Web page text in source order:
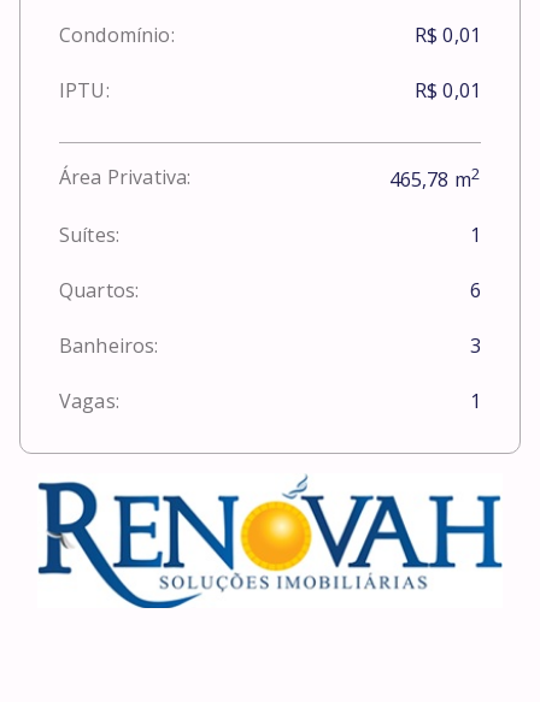
Condomínio: R$ 0,01
IPTU: R$ 0,01
Área Privativa: 465,78 m2
Suítes: 1
Quartos: 6
Banheiros: 3
Vagas: 1